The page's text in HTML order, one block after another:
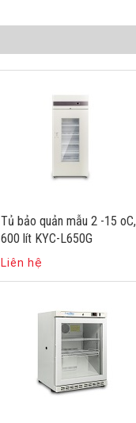
Tủ bảo quản mẫu 2 -15 oC,
600 lít KYC-L650G
Liên hệ